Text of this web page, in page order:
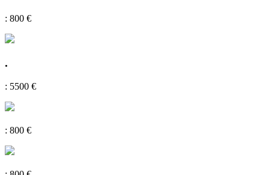
: 800 €
.
: 5500 €
: 800 €